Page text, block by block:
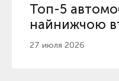
Топ-5
найнижчою
27 июля 2026